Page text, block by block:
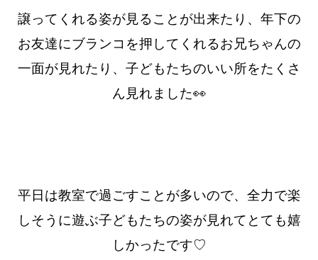
譲ってくれる姿が見ることが出来たり、年下の
お友達にブランコを押してくれるお兄ちゃんの
一面が見れたり、子どもたちのいい所をたくさ
ん見れました👀
平日は教室で過ごすことが多いので、全力で楽
しそうに遊ぶ子どもたちの姿が見れてとても嬉
しかったです♡